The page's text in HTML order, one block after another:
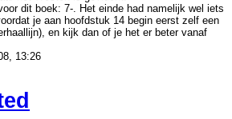
dit boek: 7-. Het einde had namelijk wel iets
je aan hoofdstuk 14 begin eerst zelf een
en kijk dan of je het er beter vanaf
13:26